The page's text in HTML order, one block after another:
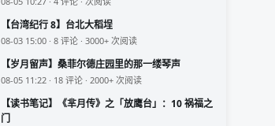
【台湾纪行 8】台北大稻埕
08-03 15:00 · 8 评论 · 3000+ 次阅读
【岁月留声】桑菲尔德庄园里的那一缕琴声
08-05 11:22 · 18 评论 · 2000+ 次阅读
【读书笔记】《芈月传》之「放鹰台」：10 祸福之
门